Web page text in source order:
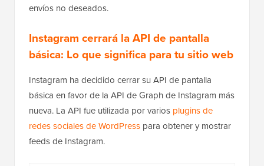
envíos no deseados.
Instagram cerrará la API de pantalla
básica: Lo que significa para tu sitio web
Instagram ha decidido cerrar su API de pantalla
básica en favor de la API de Graph de Instagram más
nueva. La API fue utilizada por varios plugins de
redes sociales de WordPress para obtener y mostrar
feeds de Instagram.